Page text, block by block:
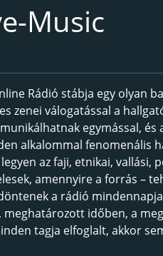
Music
Rádió stábja egy olyan
zenei válogatással a
egymással,
alkalommal fenomenális
az faji, etnikai,
amennyire a forrás –
a rádió
meghatározott időben, a
tagja elfoglalt, akkor